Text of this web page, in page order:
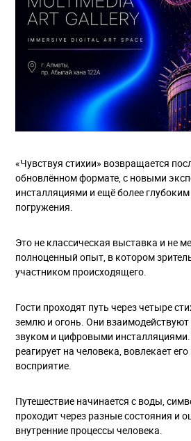
«Чувствуя стихии» возвращается
обновлённом формате, с новыми
инсталляциями и ещё более
погружения.
Это не классическая выставка и не
полноценный опыт, в котором
участником происходящего.
Гости проходят путь через четыре
землю и огонь. Они взаимодействуют
звуком и цифровыми
реагирует на человека, вовлекает
восприятие.
Путешествие начинается с воды,
проходит через разные состояния
внутренние процессы человека.